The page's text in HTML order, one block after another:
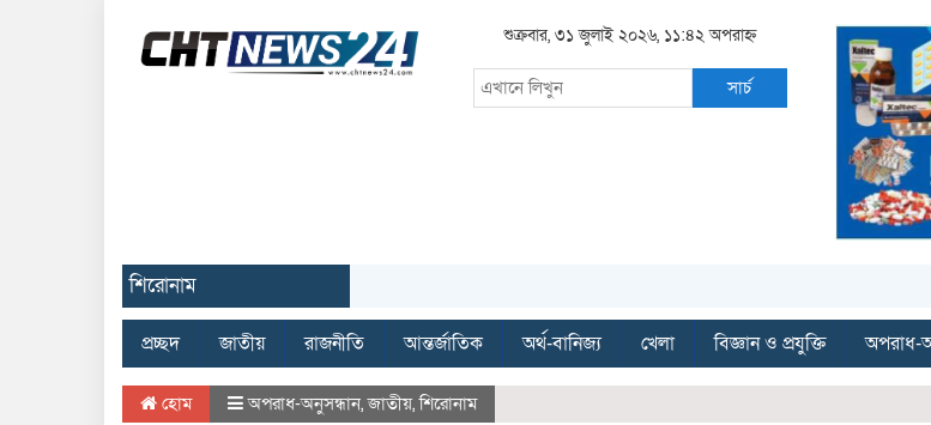
শুক্রবার, ৩১ জুলাই ২০২৬, ১১:৪২ অপরাহ্ন
সার্চ
শিরোনাম
প্রচ্ছদ জাতীয় রাজনীতি আন্তর্জাতিক অর্থ-বানিজ্য খেলা বিজ্ঞান ও প্রযুক্তি অপরাধ-
হোম অপরাধ-অনুসন্ধান,জাতীয়,শিরোনাম